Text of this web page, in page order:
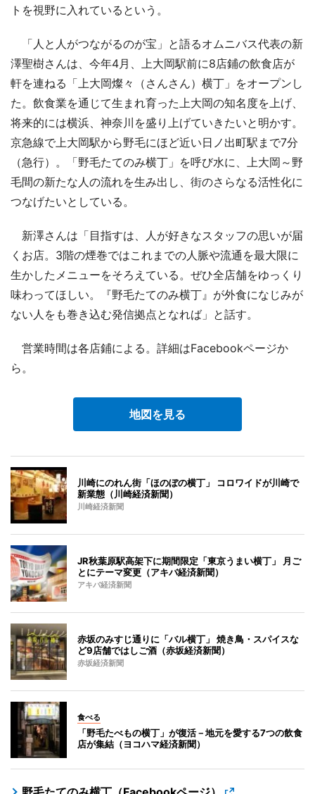
トを視野に入れているという。
「人と人がつながるのが宝」と語るオムニバス代表の新
澤聖樹さんは、今年4月、上大岡駅前に8店鋪の飲食店が
軒を連ねる「上大岡燦々（さんさん）横丁」をオープンし
た。飲食業を通じて生まれ育った上大岡の知名度を上げ、
将来的には横浜、神奈川を盛り上げていきたいと明かす。
京急線で上大岡駅から野毛にほど近い日ノ出町駅まで7分
（急行）。「野毛たてのみ横丁」を呼び水に、上大岡～野
毛間の新たな人の流れを生み出し、街のさらなる活性化に
つなげたいとしている。
新澤さんは「目指すは、人が好きなスタッフの思いが届
くお店。3階の煙巻ではこれまでの人脈や流通を最大限に
生かしたメニューをそろえている。ぜひ全店舗をゆっくり
味わってほしい。『野毛たてのみ横丁』が外食になじみが
ない人をも巻き込む発信拠点となれば」と話す。
営業時間は各店鋪による。詳細はFacebookページか
ら。
地図を見る
川崎にのれん街「ほのぼの横丁」 コロワイドが川崎で
新業態（川崎経済新聞）
川崎経済新聞
JR秋葉原駅高架下に期間限定「東京うまい横丁」 月ご
とにテーマ変更（アキバ経済新聞）
アキバ経済新聞
赤坂のみすじ通りに「バル横丁」 焼き鳥・スパイスな
ど9店舗ではしご酒（赤坂経済新聞）
赤坂経済新聞
食べる
「野毛たべもの横丁」が復活－地元を愛する7つの飲食
店が集結（ヨコハマ経済新聞）